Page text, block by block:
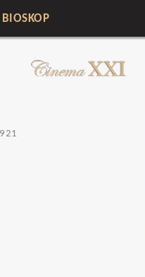
BIOSKOP